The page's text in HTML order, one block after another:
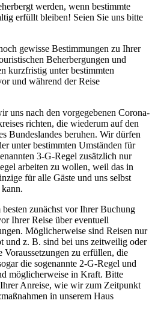
werden, wenn bestimmte
erfüllt bleiben! Seien Sie uns bitte
gewisse Bestimmungen zu Ihrer
Beherbergungen und
kurzfristig unter bestimmten
und während der Reise
uns nach den vorgegebenen Corona-
richten, die wiederum auf den
Bundeslandes beruhen. Wir dürfen
unter bestimmten Umständen für
3-G-Regel zusätzlich nur
arbeiten zu wollen, weil das in
für alle Gäste und uns selbst
zunächst vor Ihrer Buchung
Ihrer Reise über eventuell
Möglicherweise sind Reisen nur
und z. B. sind bei uns zeitweilig oder
Voraussetzungen zu erfüllen, die
die sogenannte 2-G-Regel und
möglicherweise in Kraft. Bitte
Anreise, wie wir zum Zeitpunkt
in unserem Haus